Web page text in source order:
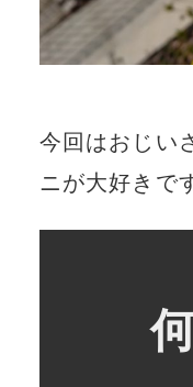
今回はおじい
ニが大好きで